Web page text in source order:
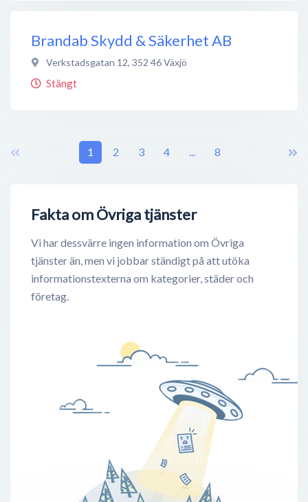
Fakta om Övriga tjänster
Vi har dessvärre ingen information om Övriga
tjänster än, men vi jobbar ständigt på att utöka
informationstexterna om kategorier, städer och
företag.
Brandab Skydd & Säkerhet AB
Verkstadsgatan 12, 352 46Växjö
Stängt
1 2 3 4 ... 8